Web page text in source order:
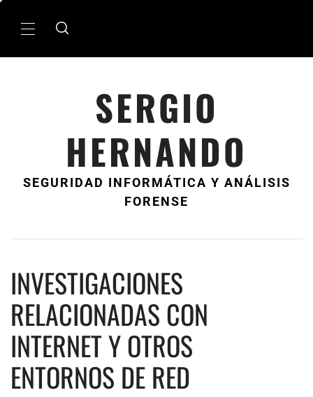
MenÃº
SERGIO
HERNANDO
SEGURIDAD INFORMÁTICA Y ANÁLISIS
FORENSE
INVESTIGACIONES
RELACIONADAS CON
INTERNET Y OTROS
ENTORNOS DE RED